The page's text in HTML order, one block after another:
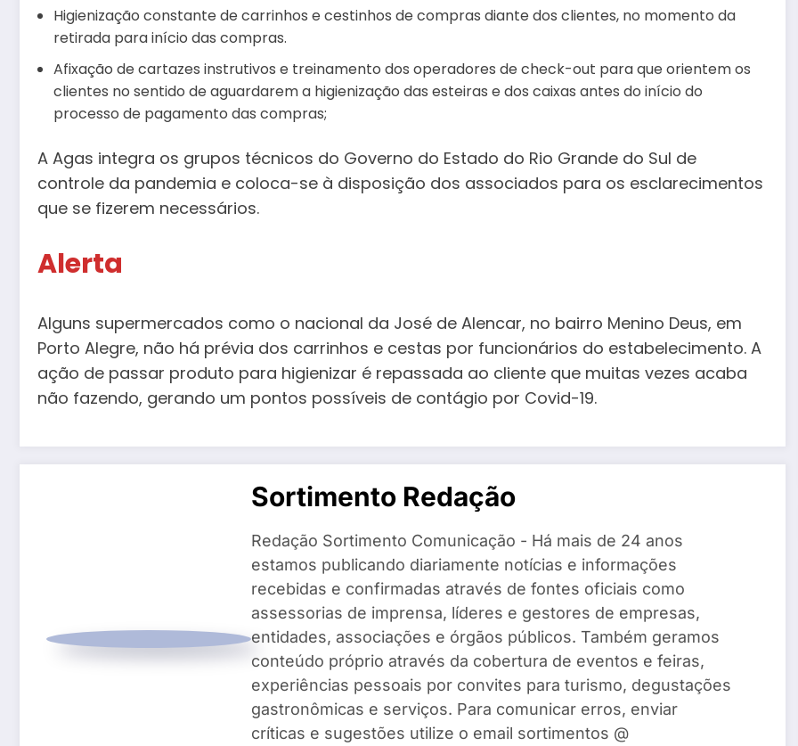
Higienização constante de carrinhos e cestinhos de compras diante dos clientes, no momento da
retirada para início das compras.
Afixação de cartazes instrutivos e treinamento dos operadores de check-out para que orientem os
clientes no sentido de aguardarem a higienização das esteiras e dos caixas antes do início do
processo de pagamento das compras;
A Agas integra os grupos técnicos do Governo do Estado do Rio Grande do Sul de
controle da pandemia e coloca-se à disposição dos associados para os esclarecimentos
que se fizerem necessários.
Alerta
Alguns supermercados como o nacional da José de Alencar, no bairro Menino Deus, em
Porto Alegre, não há prévia dos carrinhos e cestas por funcionários do estabelecimento. A
ação de passar produto para higienizar é repassada ao cliente que muitas vezes acaba
não fazendo, gerando um pontos possíveis de contágio por Covid-19.
Sortimento Redação
Redação Sortimento Comunicação - Há mais de 24 anos
estamos publicando diariamente notícias e informações
recebidas e confirmadas através de fontes oficiais como
assessorias de imprensa, líderes e gestores de empresas,
entidades, associações e órgãos públicos. Também geramos
conteúdo próprio através da cobertura de eventos e feiras,
experiências pessoais por convites para turismo, degustações
gastronômicas e serviços. Para comunicar erros, enviar
críticas e sugestões utilize o email sortimentos @